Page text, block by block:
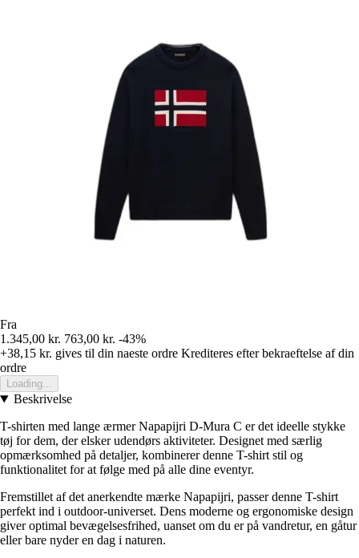
Fra
1.345,00 kr. 763,00 kr. -43%
+38,15 kr. gives til din naeste ordre Krediteres efter bekraeftelse af din
ordre
Loading...
Beskrivelse
T-shirten med lange ærmer Napapijri D-Mura C er det ideelle stykke
tøj for dem, der elsker udendørs aktiviteter. Designet med særlig
opmærksomhed på detaljer, kombinerer denne T-shirt stil og
funktionalitet for at følge med på alle dine eventyr.
Fremstillet af det anerkendte mærke Napapijri, passer denne T-shirt
perfekt ind i outdoor-universet. Dens moderne og ergonomiske design
giver optimal bevægelsesfrihed, uanset om du er på vandretur, en gåtur
eller bare nyder en dag i naturen.